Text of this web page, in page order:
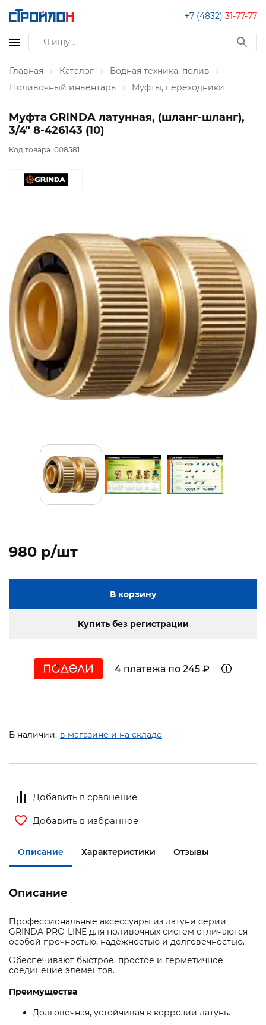
+7 (4832) 31-77-77
Главная Каталог
Водная техника, полив
Поливочный инвентарь
Муфты, переходники
Муфта GRINDA латунная, (шланг-шланг),
3/4" 8-426143 (10)
Код товара: 008581
980 p/шт
В корзину
Купить без регистрации
4 платежа по 245 ₽
В наличии: в магазине и на складе
Добавить в сравнение
Добавить в избранное
Описание Характеристики Отзывы
Описание
Профессиональные аксессуары из латуни серии
GRINDA PRO-LINE для поливочных систем отличаются
особой прочностью, надёжностью и долговечностью.
Обеспечивают быстрое, простое и герметичное
соединение элементов.
Преимущества
Долговечная, устойчивая к коррозии латунь.